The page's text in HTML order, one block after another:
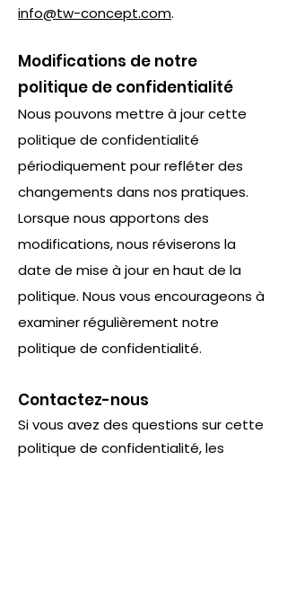
info@tw-concept.com.
Modifications de notre
politique de confidentialité
Nous pouvons mettre à jour cette
politique de confidentialité
périodiquement pour refléter des
changements dans nos pratiques.
Lorsque nous apportons des
modifications, nous réviserons la
date de mise à jour en haut de la
politique. Nous vous encourageons à
examiner régulièrement notre
politique de confidentialité.
Contactez-nous
Si vous avez des questions sur cette
politique de confidentialité, les